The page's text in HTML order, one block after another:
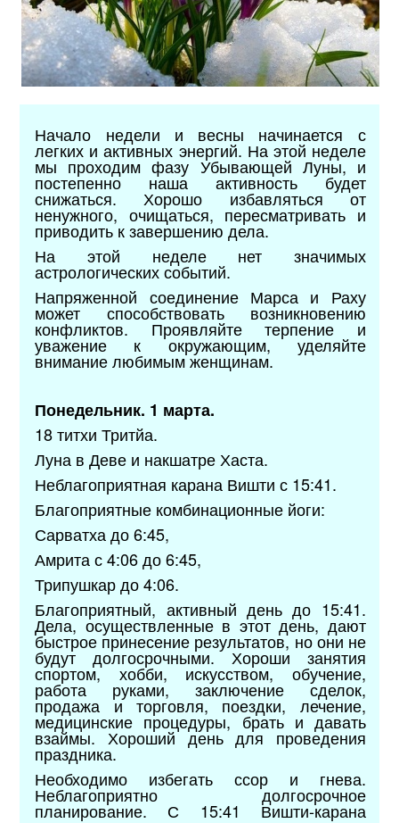
Начало недели и весны начинается с
легких и активных энергий. На этой неделе
мы проходим фазу Убывающей Луны, и
постепенно наша активность будет
снижаться. Хорошо избавляться от
ненужного, очищаться, пересматривать и
приводить к завершению дела.
На этой неделе нет значимых
астрологических событий.
Напряженной соединение Марса и Раху
может способствовать возникновению
конфликтов. Проявляйте терпение и
уважение к окружающим, уделяйте
внимание любимым женщинам.
Понедельник. 1 марта.
18 титхи Тритйа.
Луна в Деве и накшатре Хаста.
Неблагоприятная карана Вишти с 15:41.
Благоприятные комбинационные йоги:
Сарватха до 6:45,
Амрита с 4:06 до 6:45,
Трипушкар до 4:06.
Благоприятный, активный день до 15:41.
Дела, осуществленные в этот день, дают
быстрое принесение результатов, но они не
будут долгосрочными. Хороши занятия
спортом, хобби, искусством, обучение,
работа руками, заключение сделок,
продажа и торговля, поездки, лечение,
медицинские процедуры, брать и давать
взаймы. Хороший день для проведения
праздника.
Необходимо избегать ссор и гнева.
Неблагоприятно долгосрочное
планирование. С 15:41 Вишти-карана